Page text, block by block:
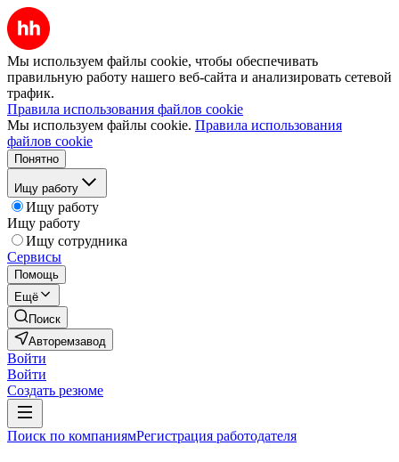
Мы используем файлы cookie, чтобы обеспечивать
правильную работу нашего веб-сайта и анализировать сетевой
трафик.
Правила использования файлов cookie
Мы используем файлы cookie. Правила использования
файлов cookie
Понятно
Ищу работу
Ищу работу
Ищу работу
Ищу сотрудника
Сервисы
Помощь
Ещё
Поиск
Авторемзавод
Войти
Войти
Создать резюме
Поиск по компаниямРегистрация работодателя